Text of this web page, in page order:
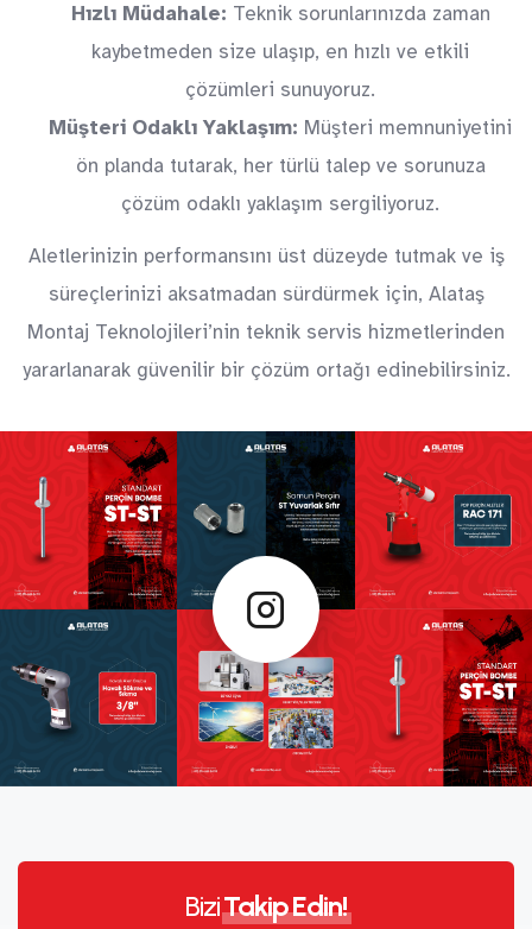
Hızlı Müdahale: Teknik sorunlarınızda zaman
kaybetmeden size ulaşıp, en hızlı ve etkili
çözümleri sunuyoruz.
Müşteri Odaklı Yaklaşım: Müşteri memnuniyetini
ön planda tutarak, her türlü talep ve sorunuza
çözüm odaklı yaklaşım sergiliyoruz.
Aletlerinizin performansını üst düzeyde tutmak ve iş
süreçlerinizi aksatmadan sürdürmek için, Alataş
Montaj Teknolojileri’nin teknik servis hizmetlerinden
yararlanarak güvenilir bir çözüm ortağı edinebilirsiniz.
BiziTakip Edin!